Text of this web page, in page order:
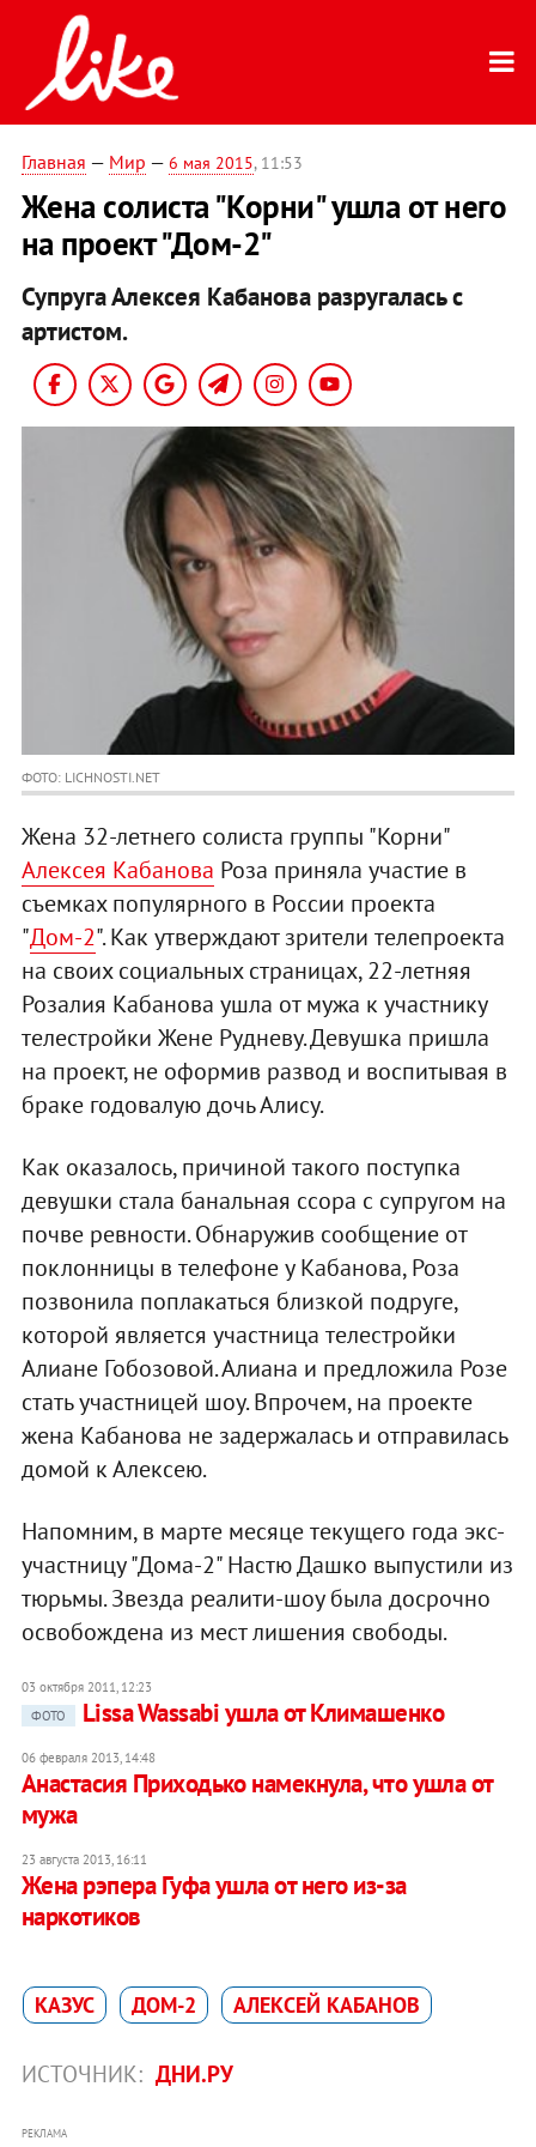
Главная — Мир — 6 мая 2015, 11:53
Жена солиста "Корни" ушла от него
на проект "Дом-2"
Супруга Алексея Кабанова разругалась с
артистом.
ФОТО: LICHNOSTI.NET
Жена 32-летнего солиста группы "Корни"
Алексея Кабанова Роза приняла участие в
съемках популярного в России проекта
"Дом-2". Как утверждают зрители телепроекта
на своих социальных страницах, 22-летняя
Розалия Кабанова ушла от мужа к участнику
телестройки Жене Рудневу. Девушка пришла
на проект, не оформив развод и воспитывая в
браке годовалую дочь Алису.
Как оказалось, причиной такого поступка
девушки стала банальная ссора с супругом на
почве ревности. Обнаружив сообщение от
поклонницы в телефоне у Кабанова, Роза
позвонила поплакаться близкой подруге,
которой является участница телестройки
Алиане Гобозовой. Алиана и предложила Розе
стать участницей шоу. Впрочем, на проекте
жена Кабанова не задержалась и отправилась
домой к Алексею.
Напомним, в марте месяце текущего года экс-
участницу "Дома-2" Настю Дашко выпустили из
тюрьмы. Звезда реалити-шоу была досрочно
освобождена из мест лишения свободы.
03 октября 2011, 12:23
ФОТО
Lissa Wassabi ушла от Климашенко
06 февраля 2013, 14:48
Анастасия Приходько намекнула, что ушла от
мужа
23 августа 2013, 16:11
Жена рэпера Гуфа ушла от него из-за
наркотиков
КАЗУС ДОМ-2 АЛЕКСЕЙ КАБАНОВ
ИСТОЧНИК: ДНИ.РУ
РЕКЛАМА